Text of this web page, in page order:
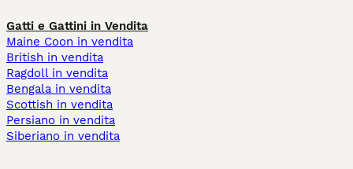
Gatti e Gattini in Vendita
Maine Coon in vendita
British in vendita
Ragdoll in vendita
Bengala in vendita
Scottish in vendita
Persiano in vendita
Siberiano in vendita